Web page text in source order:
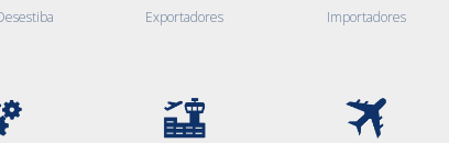
Exportadores Importadores